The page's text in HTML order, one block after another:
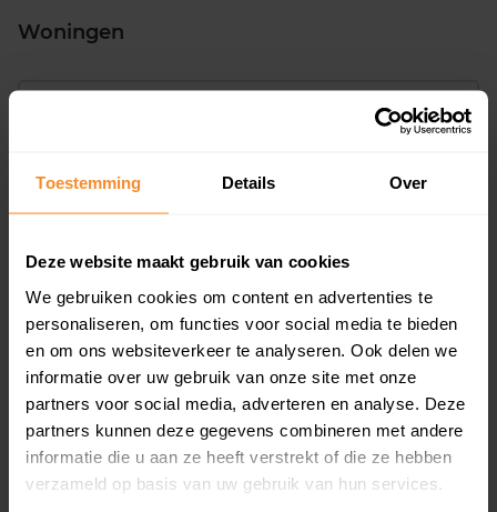
Toestemming Details Over
Deze website maakt gebruik van cookies
We gebruiken cookies om content en advertenties te
personaliseren, om functies voor social media te bieden
en om ons websiteverkeer te analyseren. Ook delen we
informatie over uw gebruik van onze site met onze
partners voor social media, adverteren en analyse. Deze
partners kunnen deze gegevens combineren met andere
informatie die u aan ze heeft verstrekt of die ze hebben
verzameld op basis van uw gebruik van hun services.
Woningen
75%
Koopwoningen
Huurwoningen
Appartementen
aandeel van totale woningen
0%